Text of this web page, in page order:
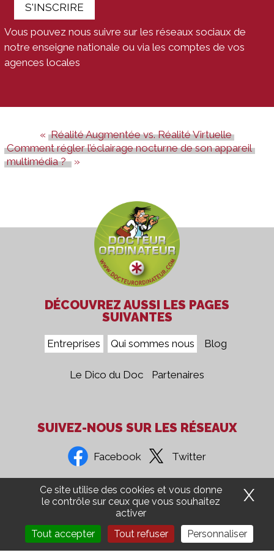
S'INSCRIRE
Vous pouvez nous suivre sur les réseaux sociaux de
notre enseigne nationale ou via les comptes de vos
agences locales
Réalité Augmentée vs. Réalité Virtuelle
Comment régler l’éclairage nocturne de son appareil
multimédia ?
DÉCOUVREZ AUSSI LES PAGES
SUIVANTES
Entreprises Qui sommes nous Blog
Le Dico du Doc Partenaires
SUIVEZ-NOUS SUR LES RÉSEAUX
Facebook Twitter
Confidentialité Mentions Légales CGV Presse
Groupe 5COM Aide Ordinateur Recrutement
Ce site utilise des cookies et vous donne
le contrôle sur ceux que vous souhaitez
activer
Tout accepter
Tout refuser Personnaliser
X